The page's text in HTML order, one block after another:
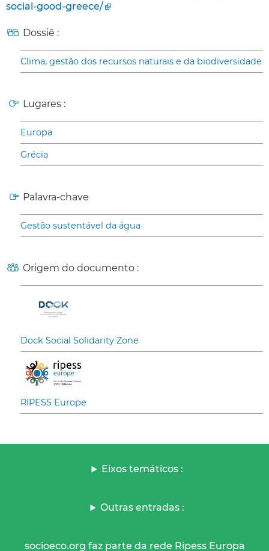
social-good-greece/
Dossiê :
Clima, gestão dos recursos naturais e da biodiversidade
Lugares :
Europa
Grécia
Palavra-chave
Gestão sustentável da água
Origem do documento :
Dock Social Solidarity Zone
RIPESS Europe
Eixos temáticos :
Outras entradas :
socioeco.org faz parte da rede Ripess Europa